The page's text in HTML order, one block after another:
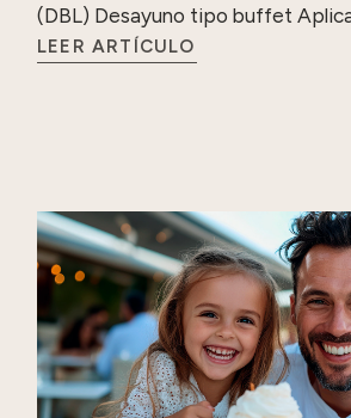
(DBL) Desayuno tipo buffet
LEER ARTÍCULO